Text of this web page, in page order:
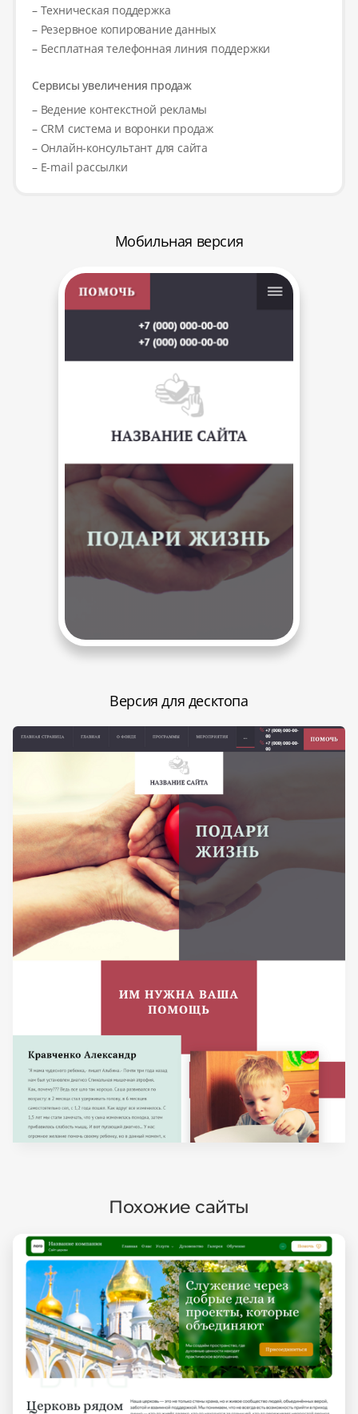
– Техническая поддержка
– Резервное копирование данных
– Бесплатная телефонная линия поддержки
Сервисы увеличения продаж
– Ведение контекстной рекламы
– CRM система и воронки продаж
– Онлайн-консультант для сайта
– E-mail рассылки
Версия для десктопа
Мобильная версия
Похожие сайты